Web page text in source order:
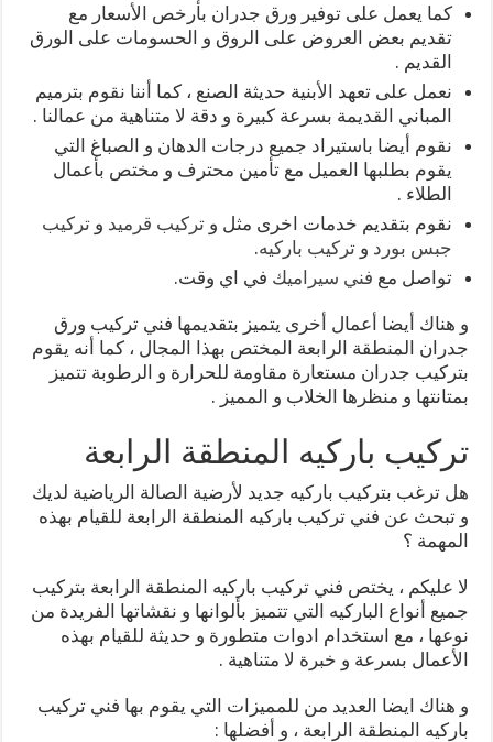
كما يعمل على توفير ورق جدران بأرخص الأسعار مع
تقديم بعض العروض على الروق و الحسومات على الورق
القديم .
نعمل على تعهد الأبنية حديثة الصنع ، كما أننا نقوم بترميم
المباني القديمة بسرعة كبيرة و دقة لا متناهية من عمالنا .
نقوم أيضا باستيراد جميع درجات الدهان و الصباغ التي
يقوم بطلبها العميل مع تأمين محترف و مختص بأعمال
الطلاء .
نقوم بتقديم خدمات اخرى مثل وتركيب قرميد وتركيب
جبس بورد وتركيب باركيه.
تواصل مع فني سيراميك في اي وقت.
و هناك أيضا أعمال أخرى يتميز بتقديمها فني تركيب ورق
جدران المنطقة الرابعة المختص بهذا المجال ، كما أنه يقوم
بتركيب جدران مستعارة مقاومة للحرارة و الرطوبة تتميز
بمتانتها و منظرها الخلاب و المميز .
تركيب باركيه المنطقة الرابعة
هل ترغب بتركيب باركيه جديد لأرضية الصالة الرياضية لديك
و تبحث عن فني تركيب باركيه المنطقة الرابعة للقيام بهذه
المهمة ؟
لا عليكم ، يختص فني تركيب باركيه المنطقة الرابعة بتركيب
جميع أنواع الباركيه التي تتميز بألوانها و نقشاتها الفريدة من
نوعها ، مع استخدام ادوات متطورة و حديثة للقيام بهذه
الأعمال بسرعة و خبرة لا متناهية .
و هناك ايضا العديد من للمميزات التي يقوم بها فني تركيب
باركيه المنطقة الرابعة ، و أفضلها :